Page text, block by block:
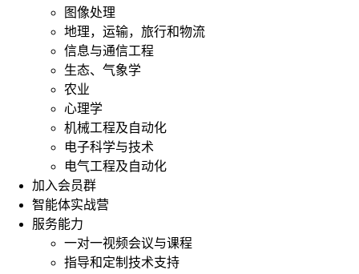
图像处理
地理，运输，旅行和物流
信息与通信工程
生态、气象学
农业
心理学
机械工程及自动化
电子科学与技术
电气工程及自动化
加入会员群
智能体实战营
服务能力
一对一视频会议与课程
指导和定制技术支持